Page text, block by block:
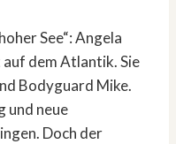
See“: Angela
dem Atlantik. Sie
Bodyguard Mike.
und neue
Doch der